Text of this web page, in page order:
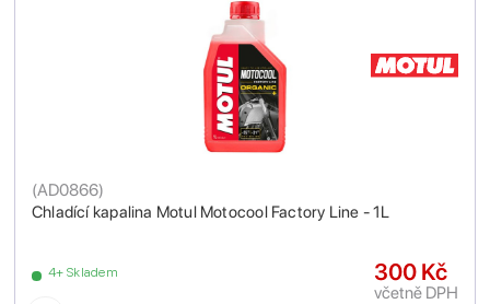
Chladící kapalina Motul Motocool Factory Line - 1L
(AD0866)
4+ Skladem 300 Kč
včetně DPH